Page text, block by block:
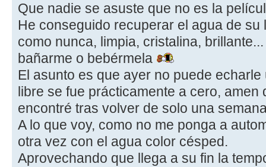
Que nadie se asuste que no es la
He conseguido recuperar el agua de
como nunca, limpia, cristalina,
bañarme o bebérmela
El asunto es que ayer no puede
libre se fue prácticamente a cero, amen
encontré tras volver de solo una
A lo que voy, como no me ponga a
otra vez con el agua color césped.
Aprovechando que llega a su fin la